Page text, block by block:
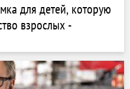
для детей, которую
взрослых -